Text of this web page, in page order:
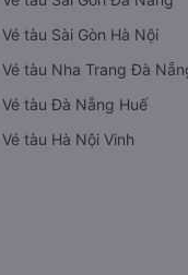
Vé tàu Sài Gòn Hà Nội
Vé tàu Nha Trang Đà
Vé tàu Đà Nẵng Huế
Vé tàu Hà Nội Vinh